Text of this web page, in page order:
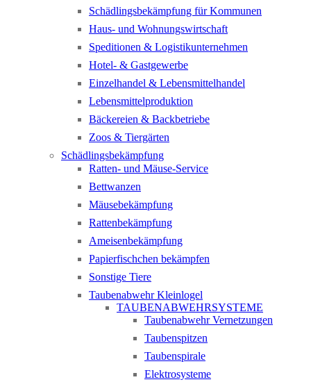
Schädlingsbekämpfung für Kommunen
Haus- und Wohnungswirtschaft
Speditionen & Logistikunternehmen
Hotel- & Gastgewerbe
Einzelhandel & Lebensmittelhandel
Lebensmittelproduktion
Bäckereien & Backbetriebe
Zoos & Tiergärten
Schädlingsbekämpfung
Ratten- und Mäuse-Service
Bettwanzen
Mäusebekämpfung
Rattenbekämpfung
Ameisenbekämpfung
Papierfischchen bekämpfen
Sonstige Tiere
Taubenabwehr Kleinlogel
TAUBENABWEHRSYSTEME
Taubenabwehr Vernetzungen
Taubenspitzen
Taubenspirale
Elektrosysteme